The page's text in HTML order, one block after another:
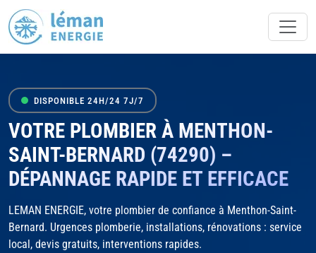
DISPONIBLE 24H/24 7J/7
VOTRE PLOMBIER À MENTHON-
SAINT-BERNARD (74290) –
DÉPANNAGE RAPIDE ET EFFICACE
LEMAN ENERGIE, votre plombier de confiance à Menthon-Saint-
Bernard. Urgences plomberie, installations, rénovations : service
local, devis gratuits, interventions rapides.